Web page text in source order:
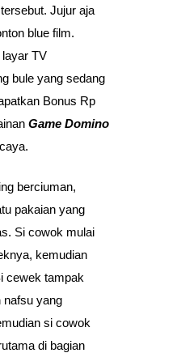
Jujur aja
blue film.
layar TV
bule yang sedang
Bonus Rp
Game Domino
berciuman,
pakaian yang
Si cowok mulai
kemudian
cewek tampak
nafsu yang
si cowok
di bagian